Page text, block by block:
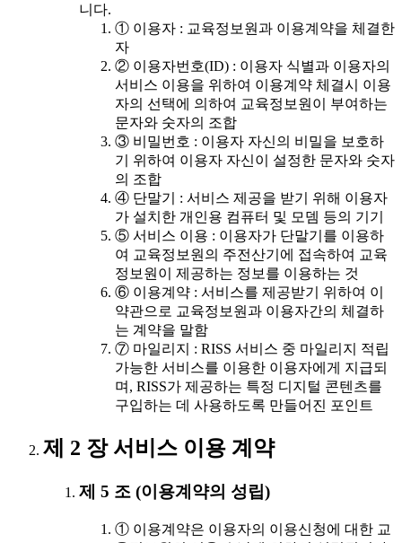
니다.
① 이용자 : 교육정보원과 이용계약을 체결한
자
② 이용자번호(ID) : 이용자 식별과 이용자의
서비스 이용을 위하여 이용계약 체결시 이용
자의 선택에 의하여 교육정보원이 부여하는
문자와 숫자의 조합
③ 비밀번호 : 이용자 자신의 비밀을 보호하
기 위하여 이용자 자신이 설정한 문자와 숫자
의 조합
④ 단말기 : 서비스 제공을 받기 위해 이용자
가 설치한 개인용 컴퓨터 및 모뎀 등의 기기
⑤ 서비스 이용 : 이용자가 단말기를 이용하
여 교육정보원의 주전산기에 접속하여 교육
정보원이 제공하는 정보를 이용하는 것
⑥ 이용계약 : 서비스를 제공받기 위하여 이
약관으로 교육정보원과 이용자간의 체결하
는 계약을 말함
⑦ 마일리지 : RISS 서비스 중 마일리지 적립
가능한 서비스를 이용한 이용자에게 지급되
며, RISS가 제공하는 특정 디지털 콘텐츠를
구입하는 데 사용하도록 만들어진 포인트
제 2 장 서비스 이용 계약
제 5 조 (이용계약의 성립)
① 이용계약은 이용자의 이용신청에 대한 교